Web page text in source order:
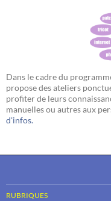
Dans le cadre du
propose des ateliers
profiter de leurs
manuelles ou autres aux
d'infos.
RUBRIQUES